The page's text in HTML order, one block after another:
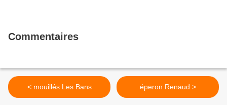
Commentaires
< mouillés Les Bans éperon Renaud >